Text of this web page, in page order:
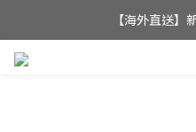
全店滿$350，即
【海外直送】